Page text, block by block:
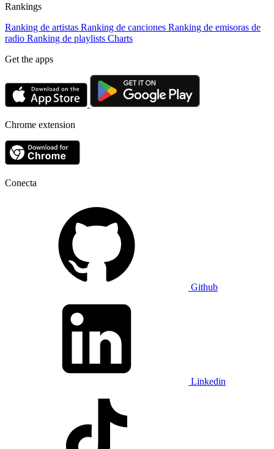
Rankings
Ranking de artistas Ranking de canciones Ranking de emisoras de
radio Ranking de playlists Charts
Get the apps
Chrome extension
Conecta
Github
Linkedin